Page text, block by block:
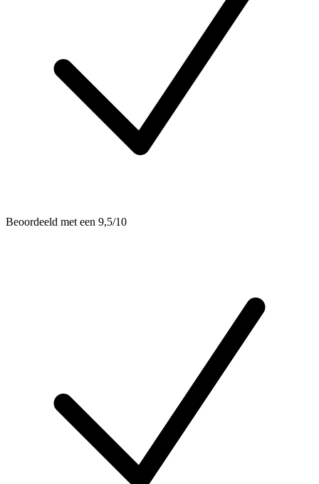
Beoordeeld met een 9,5/10